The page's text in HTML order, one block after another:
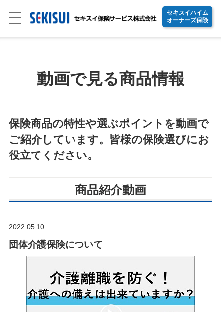
セキスイハイム
オーナーズ保険
動画で見る商品情報
保険商品の特性や選ぶポイントを動画で
ご紹介しています。皆様の保険選びにお
役立てください。
商品紹介動画
2022.05.10
団体介護保険について